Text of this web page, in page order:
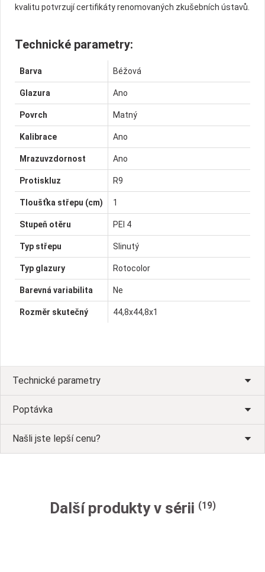
kvalitu potvrzují certifikáty renomovaných zkušebních ústavů.
Technické parametry:
Barva Béžová
Glazura Ano
Povrch Matný
Kalibrace Ano
Mrazuvzdornost Ano
Protiskluz R9
Tloušťka střepu (cm) 1
Stupeň otěru PEI 4
Typ střepu Slinutý
Typ glazury Rotocolor
Barevná variabilita Ne
Rozměr skutečný 44,8x44,8x1
Technické parametry
Poptávka
Našli jste lepší cenu?
Další produkty v sérii (19)